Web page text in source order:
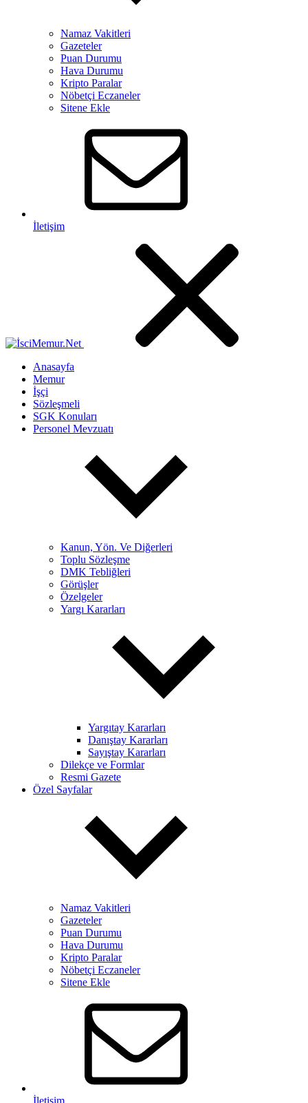
Namaz Vakitleri
Gazeteler
Puan Durumu
Hava Durumu
Kripto Paralar
Nöbetçi Eczaneler
Sitene Ekle
İletişim
Anasayfa
Memur
İşçi
Sözleşmeli
SGK Konuları
Personel Mevzuatı
Kanun, Yön. Ve Diğerleri
Toplu Sözleşme
DMK Tebliğleri
Görüşler
Özelgeler
Yargı Kararları
Yargıtay Kararları
Danıştay Kararları
Sayıştay Kararları
Dilekçe ve Formlar
Resmi Gazete
Özel Sayfalar
Namaz Vakitleri
Gazeteler
Puan Durumu
Hava Durumu
Kripto Paralar
Nöbetçi Eczaneler
Sitene Ekle
İletişim